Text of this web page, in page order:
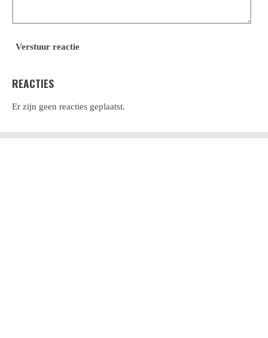
Verstuur reactie
REACTIES
Er zijn geen reacties geplaatst.